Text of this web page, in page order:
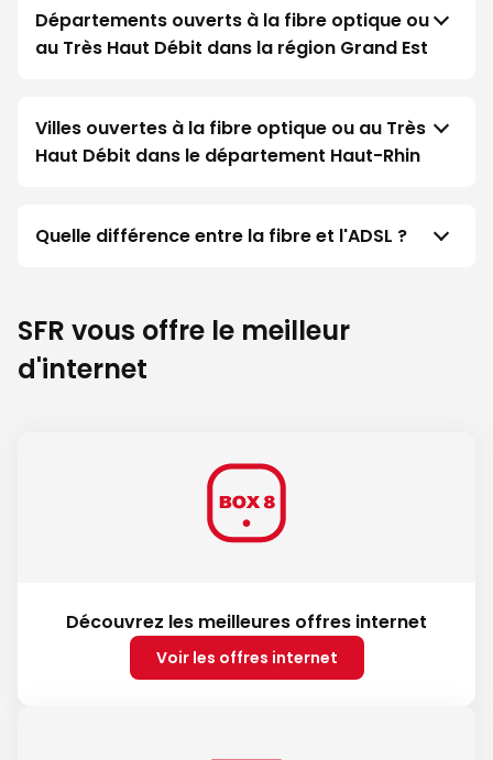
Départements ouverts à la fibre optique ou
au Très Haut Débit dans la région Grand Est
Villes ouvertes à la fibre optique ou au Très
Haut Débit dans le département Haut-Rhin
Quelle différence entre la fibre et l'ADSL ?
SFR vous offre le meilleur
d'internet
Découvrez les meilleures offres internet
Voir les offres internet